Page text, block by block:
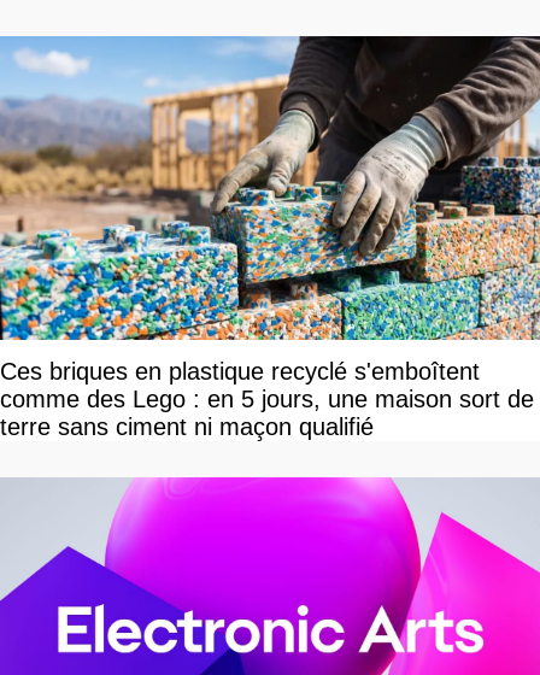
Ces briques en plastique recyclé s'emboîtent
comme des Lego : en 5 jours, une maison sort de
terre sans ciment ni maçon qualifié